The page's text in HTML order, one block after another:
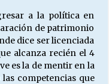
a 135 años. “La
Our Souls (Salvar
a la política en
de patrimonio
dice ser licenciada
alcanza recién el 4
es la de mentir en la
competencias que